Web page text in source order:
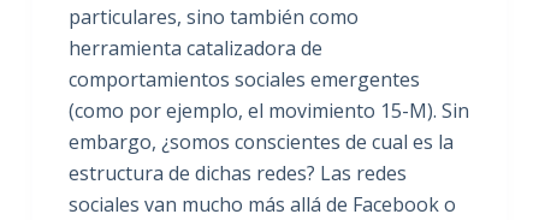
particulares, sino también como
herramienta catalizadora de
comportamientos sociales emergentes
(como por ejemplo, el movimiento 15-M). Sin
embargo, ¿somos conscientes de cual es la
estructura de dichas redes? Las redes
sociales van mucho más allá de Facebook o